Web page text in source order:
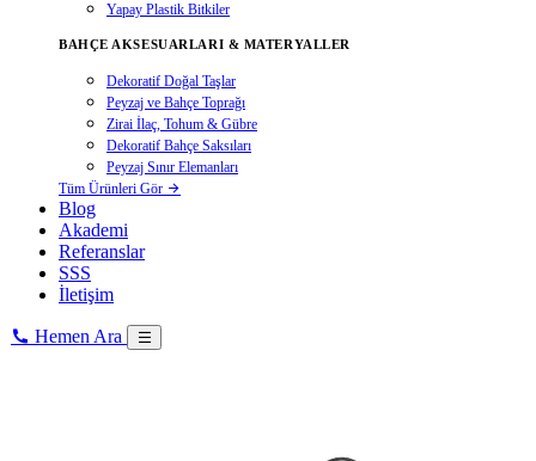
Yapay Plastik Bitkiler
BAHÇE AKSESUARLARI & MATERYALLER
Dekoratif Doğal Taşlar
Peyzaj ve Bahçe Toprağı
Zirai İlaç, Tohum & Gübre
Dekoratif Bahçe Saksıları
Peyzaj Sınır Elemanları
Tüm Ürünleri Gör
Blog
Akademi
Referanslar
SSS
İletişim
Hemen Ara